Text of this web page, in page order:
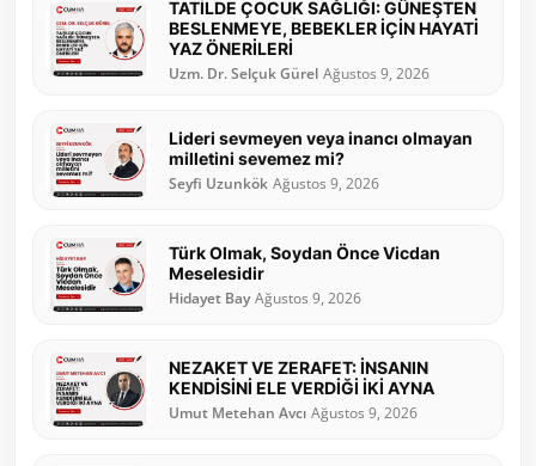
TATİLDE ÇOCUK SAĞLIĞI: GÜNEŞTEN
BESLENMEYE, BEBEKLER İÇİN HAYATİ
YAZ ÖNERİLERİ
Uzm. Dr. Selçuk Gürel Ağustos 9, 2026
Lideri sevmeyen veya inancı olmayan
milletini sevemez mi?
Seyfi Uzunkök Ağustos 9, 2026
Türk Olmak, Soydan Önce Vicdan
Meselesidir
Hidayet Bay Ağustos 9, 2026
NEZAKET VE ZERAFET: İNSANIN
KENDİSİNİ ELE VERDİĞİ İKİ AYNA
Umut Metehan Avcı Ağustos 9, 2026